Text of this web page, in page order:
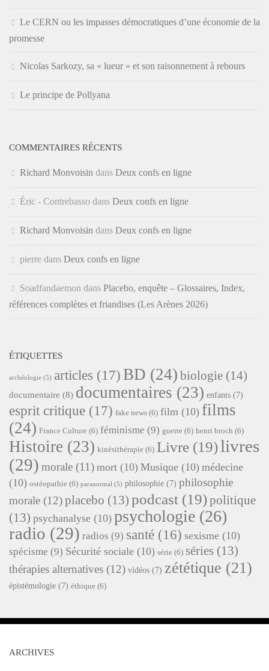
Le CERN ou les impasses démocratiques d’une économie de la
promesse
Nicolas Sarkozy, sa « lueur » et son raisonnement à rebours
Le principe de Pollyana
COMMENTAIRES RÉCENTS
Richard Monvoisin dans Deux confs en ligne
Éric - Contrebasso dans Deux confs en ligne
Richard Monvoisin dans Deux confs en ligne
pierre dans Deux confs en ligne
Soadfandaemon dans Placebo, enquête – Glossaires, Index,
références complètes et friandises (Les Arènes 2026)
ÉTIQUETTES
archéologie (5) articles (17) BD (24) biologie (14)
documentaire (8) documentaires (23) enfants (7)
esprit critique (17) fake news (6) film (10) films
(24) France Culture (6) féminisme (9) guerre (6) henri broch (6)
Histoire (23) kinésithérapie (6) Livre (19)livres
(29) morale (11) mort (10) Musique (10) médecine
(10) ostéopathie (6) paranormal (5) philosophie (7) philosophie
morale (12)placebo (13) podcast (19)politique
(13) psychanalyse (10) psychologie (26)
radio (29) radios (9) santé (16) sexisme (10)
spécisme (9) Sécurité sociale (10) série (6) séries (13)
thérapies alternatives (12) vidéos (7) zététique (21)
épistémologie (7) éthique (6)
ARCHIVES